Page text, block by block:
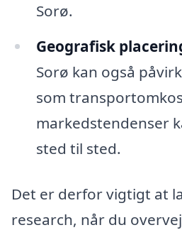
Sorø.
Geografisk
Sorø kan også
som
markedstendenser
sted til sted.
Det er derfor vigtigt at
research, når du